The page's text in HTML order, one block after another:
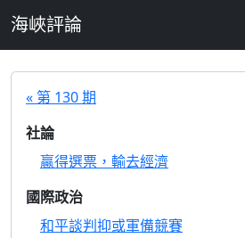
海峽評論
« 第 130 期
社論
贏得選票，輸去經濟
國際政治
和平談判抑或軍備競賽